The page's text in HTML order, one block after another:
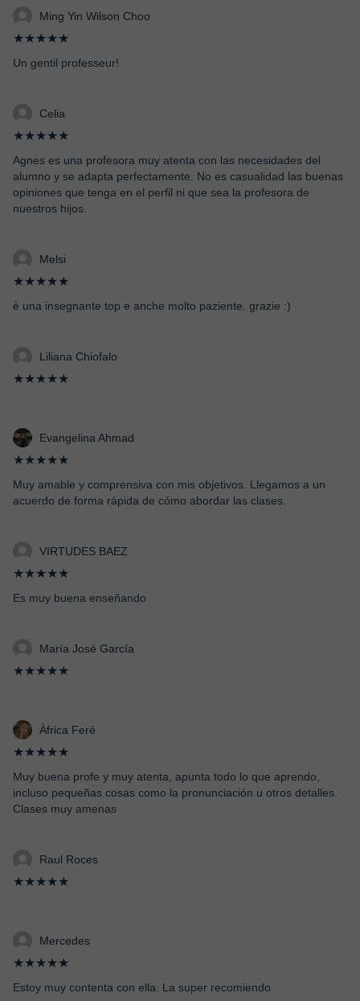
Ming Yin Wilson Choo
★★★★★
Un gentil professeur!
Celia
★★★★★
Agnes es una profesora muy atenta con las necesidades del
alumno y se adapta perfectamente. No es casualidad las buenas
opiniones que tenga en el perfil ni que sea la profesora de
nuestros hijos.
Melsi
★★★★★
è una insegnante top e anche molto paziente. grazie :)
Liliana Chiofalo
★★★★★
Evangelina Ahmad
★★★★★
Muy amable y comprensiva con mis objetivos. Llegamos a un
acuerdo de forma rápida de cómo abordar las clases.
VIRTUDES BAEZ
★★★★★
Es muy buena enseñando
María José García
★★★★★
Àfrica Feré
★★★★★
Muy buena profe y muy atenta, apunta todo lo que aprendo,
incluso pequeñas cosas como la pronunciación u otros detalles.
Clases muy amenas
Raul Roces
★★★★★
Mercedes
★★★★★
Estoy muy contenta con ella. La super recomiendo